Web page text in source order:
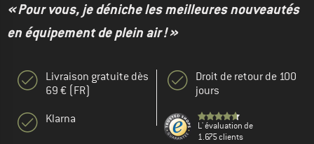
« Pour vous, je déniche les meilleures nouveautés
en équipement de plein air ! »
Livraison gratuite dès
69 € (FR)
Klarna
Droit de retour de 100
jours
L' évaluation de
1.675 clients